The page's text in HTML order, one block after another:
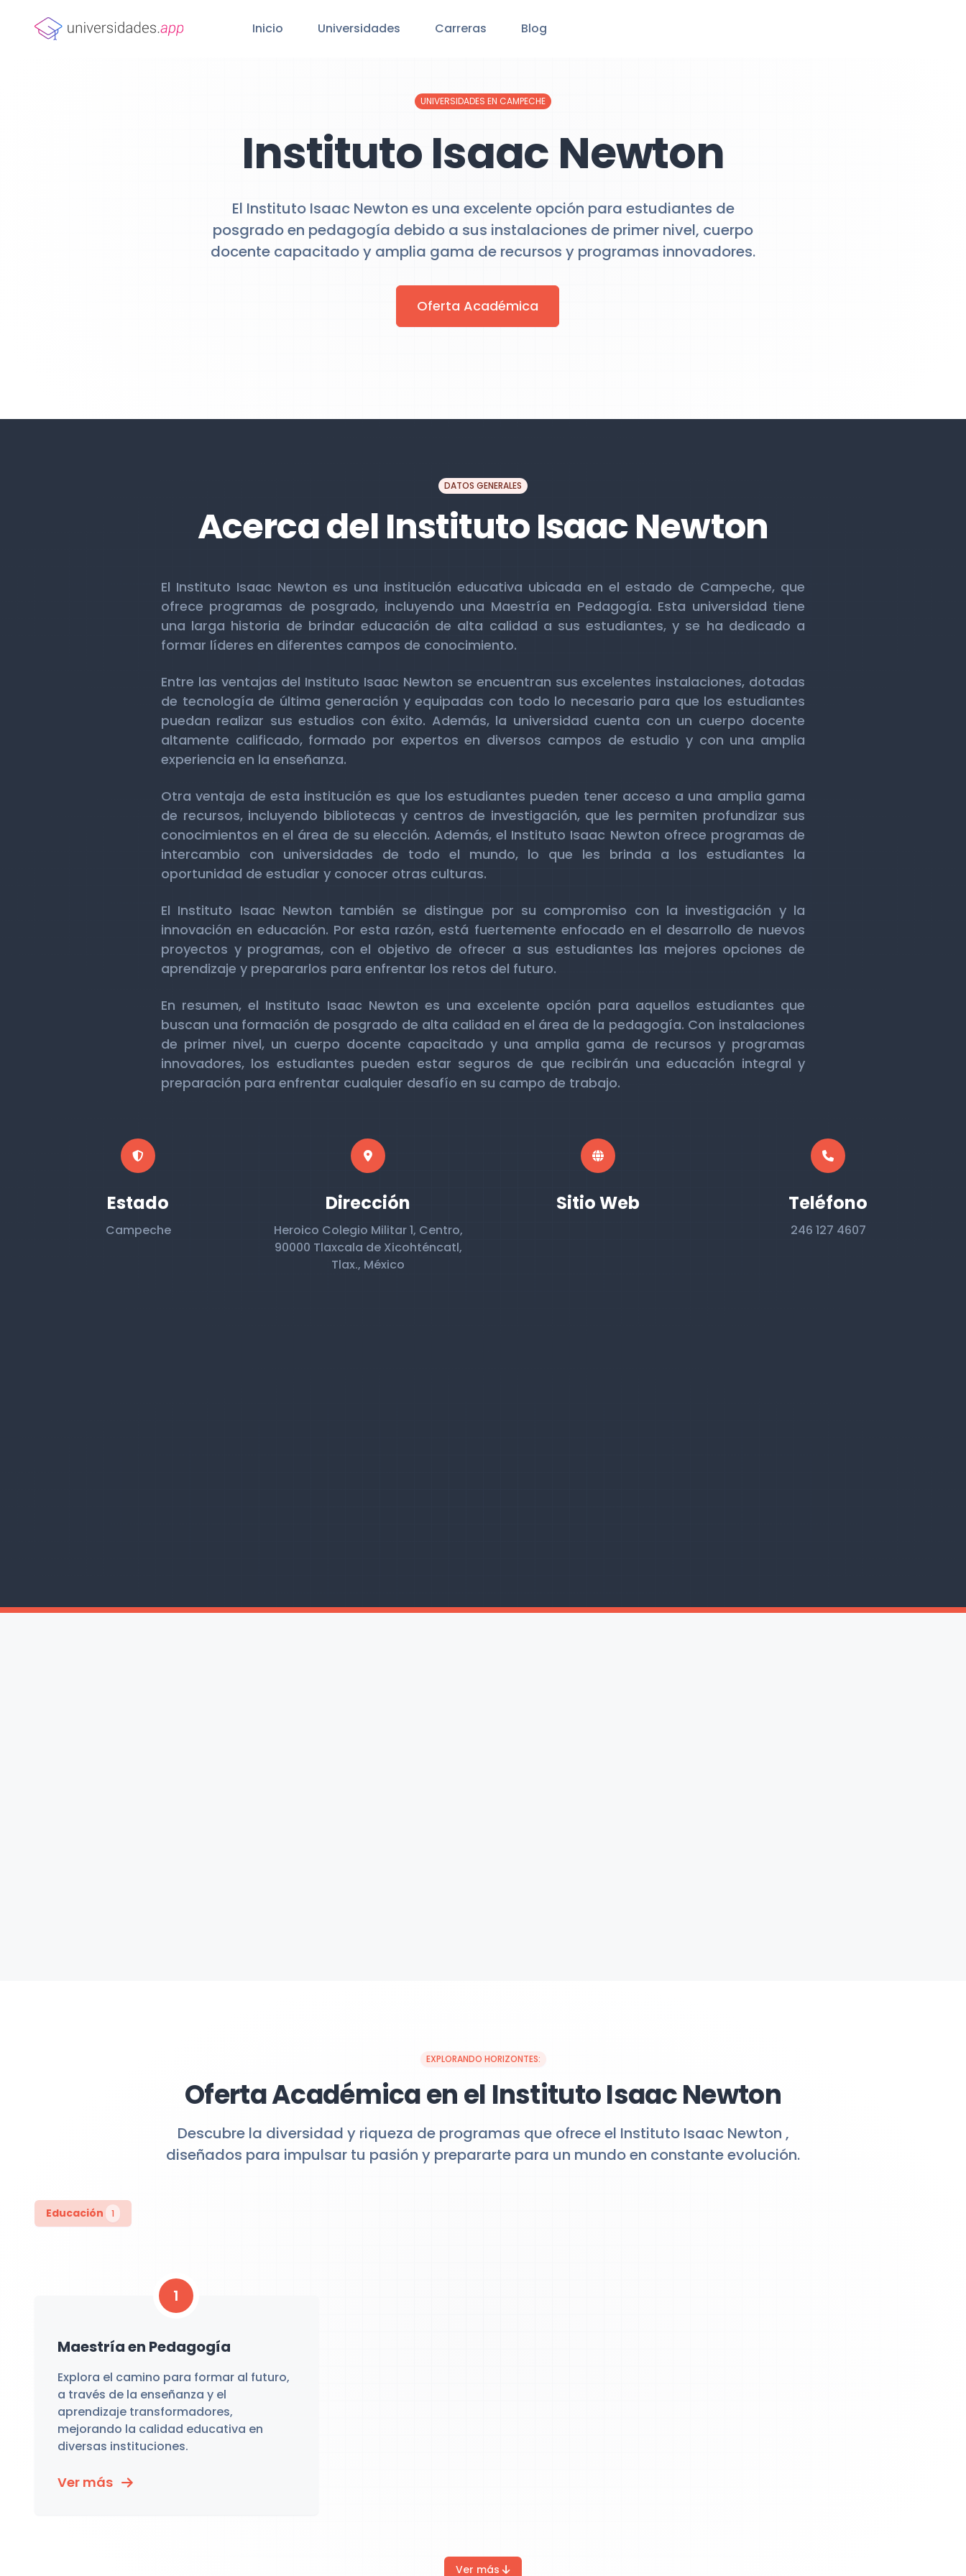
Inicio Universidades Carreras Blog
UNIVERSIDADES EN CAMPECHE
Instituto Isaac Newton
El Instituto Isaac Newton es una excelente opción para estudiantes de
posgrado en pedagogía debido a sus instalaciones de primer nivel, cuerpo
docente capacitado y amplia gama de recursos y programas innovadores.
Oferta Académica
DATOS GENERALES
Acerca del Instituto Isaac Newton
El Instituto Isaac Newton es una institución educativa ubicada en el estado de Campeche, que
ofrece programas de posgrado, incluyendo una Maestría en Pedagogía. Esta universidad tiene
una larga historia de brindar educación de alta calidad a sus estudiantes, y se ha dedicado a
formar líderes en diferentes campos de conocimiento.
Entre las ventajas del Instituto Isaac Newton se encuentran sus excelentes instalaciones, dotadas
de tecnología de última generación y equipadas con todo lo necesario para que los estudiantes
puedan realizar sus estudios con éxito. Además, la universidad cuenta con un cuerpo docente
altamente calificado, formado por expertos en diversos campos de estudio y con una amplia
experiencia en la enseñanza.
Otra ventaja de esta institución es que los estudiantes pueden tener acceso a una amplia gama
de recursos, incluyendo bibliotecas y centros de investigación, que les permiten profundizar sus
conocimientos en el área de su elección. Además, el Instituto Isaac Newton ofrece programas de
intercambio con universidades de todo el mundo, lo que les brinda a los estudiantes la
oportunidad de estudiar y conocer otras culturas.
El Instituto Isaac Newton también se distingue por su compromiso con la investigación y la
innovación en educación. Por esta razón, está fuertemente enfocado en el desarrollo de nuevos
proyectos y programas, con el objetivo de ofrecer a sus estudiantes las mejores opciones de
aprendizaje y prepararlos para enfrentar los retos del futuro.
En resumen, el Instituto Isaac Newton es una excelente opción para aquellos estudiantes que
buscan una formación de posgrado de alta calidad en el área de la pedagogía. Con instalaciones
de primer nivel, un cuerpo docente capacitado y una amplia gama de recursos y programas
innovadores, los estudiantes pueden estar seguros de que recibirán una educación integral y
preparación para enfrentar cualquier desafío en su campo de trabajo.
Estado
Campeche
Dirección
Heroico Colegio Militar 1, Centro,
90000 Tlaxcala de Xicohténcatl,
Tlax., México
Sitio Web Teléfono
246 127 4607
EXPLORANDO HORIZONTES:
Oferta Académica en el Instituto Isaac Newton
Descubre la diversidad y riqueza de programas que ofrece el Instituto Isaac Newton ,
diseñados para impulsar tu pasión y prepararte para un mundo en constante evolución.
Educación 1
1
Maestría en Pedagogía
Explora el camino para formar al futuro,
a través de la enseñanza y el
aprendizaje transformadores,
mejorando la calidad educativa en
diversas instituciones.
Ver más
Ver más